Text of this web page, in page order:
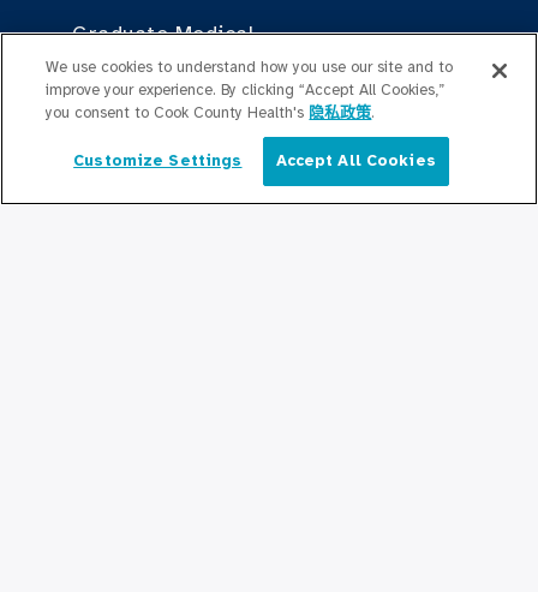
Graduate Medical
Education/Professional Education
公积金奖学基金
简体中文
We use cookies to understand how you use our site and to
improve your experience. By clicking “Accept All Cookies,”
you consent to Cook County Health's 隐私政策.
Customize Settings Accept All Cookies